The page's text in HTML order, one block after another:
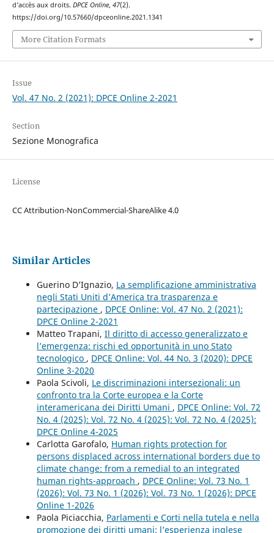
d’accès aux droits. DPCE Online, 47(2).
https://doi.org/10.57660/dpceonline.2021.1341
More Citation Formats
Issue
Vol. 47 No. 2 (2021): DPCE Online 2-2021
Section
Sezione Monografica
License
CC Attribution-NonCommercial-ShareAlike 4.0
Similar Articles
Guerino D’Ignazio, La semplificazione amministrativa
negli Stati Uniti d’America tra trasparenza e
partecipazione , DPCE Online: Vol. 47 No. 2 (2021):
DPCE Online 2-2021
Matteo Trapani, Il diritto di accesso generalizzato e
l’emergenza: rischi ed opportunità in uno Stato
tecnologico , DPCE Online: Vol. 44 No. 3 (2020): DPCE
Online 3-2020
Paola Scivoli, Le discriminazioni intersezionali: un
confronto tra la Corte europea e la Corte
interamericana dei Diritti Umani , DPCE Online: Vol. 72
No. 4 (2025): Vol. 72 No. 4 (2025): Vol. 72 No. 4 (2025):
DPCE Online 4-2025
Carlotta Garofalo, Human rights protection for
persons displaced across international borders due to
climate change: from a remedial to an integrated
human rights-approach , DPCE Online: Vol. 73 No. 1
(2026): Vol. 73 No. 1 (2026): Vol. 73 No. 1 (2026): DPCE
Online 1-2026
Paola Piciacchia, Parlamenti e Corti nella tutela e nella
promozione dei diritti umani: l’esperienza inglese